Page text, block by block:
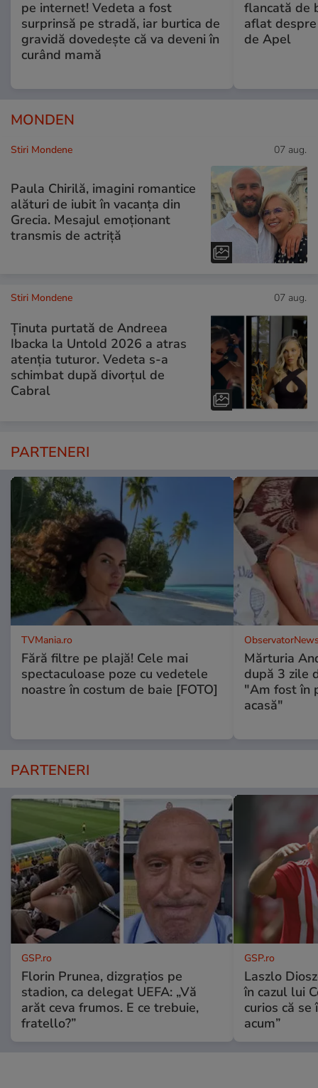
pe internet! Vedeta a fost
surprinsă pe stradă, iar burtica de
gravidă dovedește că va deveni în
curând mamă
flancată de
aflat
de Apel
MONDEN
Stiri Mondene 07 aug.
Paula Chirilă, imagini romantice
alături de iubit în vacanța din
Grecia. Mesajul emoționant
transmis de actriță
Stiri Mondene 07 aug.
Ținuta purtată de Andreea
Ibacka la Untold 2026 a atras
atenția tuturor. Vedeta s-a
schimbat după divorțul de
Cabral
PARTENERI
TVMania.ro
Fără filtre pe plajă! Cele mai
spectaculoase poze cu vedetele
noastre în costum de baie [FOTO]
Mărturia
după 3 zile
"Am fost în
acasă"
PARTENERI
GSP.ro
Florin Prunea, dizgrațios pe
stadion, ca delegat UEFA: „Vă
arăt ceva frumos. E ce trebuie,
fratello?”
GSP.ro
Laszlo
în cazul lui
curios că
acum”